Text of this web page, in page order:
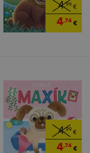
4,99 €
4,74€
4,99 €
4,74€